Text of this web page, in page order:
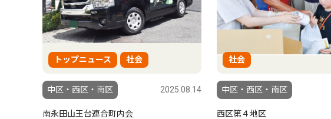
トップニュース 社会
中区・西区・南区 2025.08.14
南永田山王台連合町内会
社会
中区・西区・南区
西区第４地区